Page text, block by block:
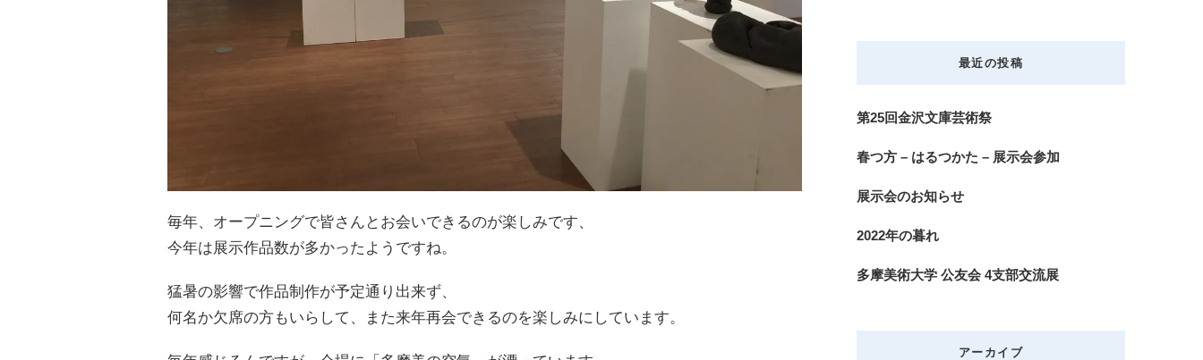
毎年、オープニングで皆さんとお会いできるのが楽しみです、
今年は展示作品数が多かったようですね。
猛暑の影響で作品制作が予定通り出来ず、
何名か欠席の方もいらして、また来年再会できるのを楽しみにしています。
最近の投稿
第25回金沢文庫芸術祭
春つ方 – はるつかた – 展示会参加
展示会のお知らせ
2022年の暮れ
多摩美術大学 公友会 4支部交流展
アーカイブ